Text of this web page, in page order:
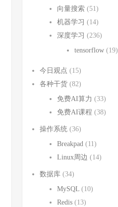
向量搜索 (51)
机器学习 (14)
深度学习 (236)
tensorflow (19)
今日观点 (15)
各种干货 (82)
免费AI算力 (33)
免费AI课程 (38)
操作系统 (36)
Breakpad (11)
Linux周边 (14)
数据库 (34)
MySQL (10)
Redis (13)